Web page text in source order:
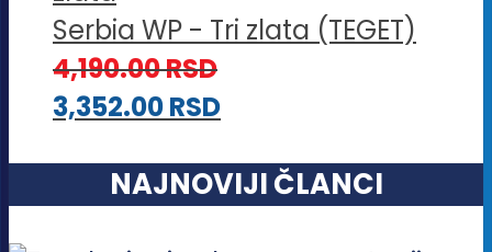
Serbia WP - Tri zlata (TEGET)
4,190.00RSD
3,352.00RSD
NAJNOVIJI ČLANCI